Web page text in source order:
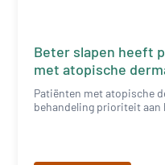
Beter slapen heeft
met atopische
Patiënten met atopische
behandeling prioriteit aan